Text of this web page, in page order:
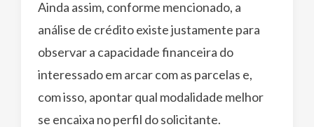
Ainda assim, conforme mencionado, a
análise de crédito existe justamente para
observar a capacidade financeira do
interessado em arcar com as parcelas e,
com isso, apontar qual modalidade melhor
se encaixa no perfil do solicitante.